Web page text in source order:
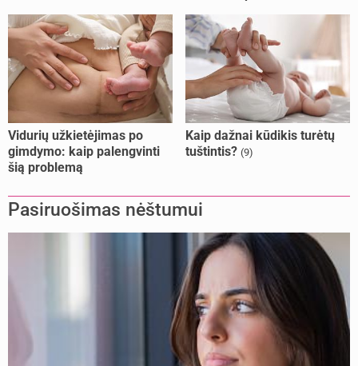
Vidurių užkietėjimas po
gimdymo: kaip palengvinti
šią problemą
Kaip dažnai kūdikis turėtų
tuštintis? (9)
Pasiruošimas nėštumui